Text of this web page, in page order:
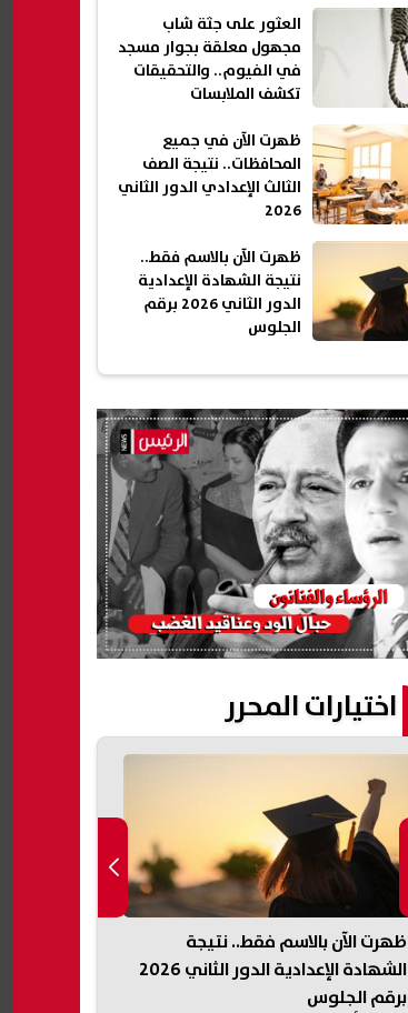
العثور على جثة شاب
مجهول معلقة بجوار مسجد
في الفيوم.. والتحقيقات
تكشف الملابسات
ظهرت الآن في جميع
المحافظات.. نتيجة الصف
الثالث الإعدادي الدور الثاني
2026
ظهرت الآن بالاسم فقط..
نتيجة الشهادة الإعدادية
الدور الثاني 2026 برقم
الجلوس
اختيارات المحرر
ظهرت الآن بالاسم فقط.. نتيجة
الشهادة الإعدادية الدور الثاني 2026
برقم الجلوس